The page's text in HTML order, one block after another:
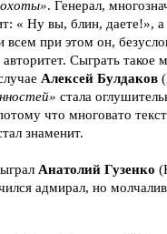
. Генерал,
« Ну вы, блин, даете!»,
всем при этом он,
Сыграть такое
Алексей Булдаков
стала
что многовато
знаменит.
Анатолий Гузенко
адмирал, но